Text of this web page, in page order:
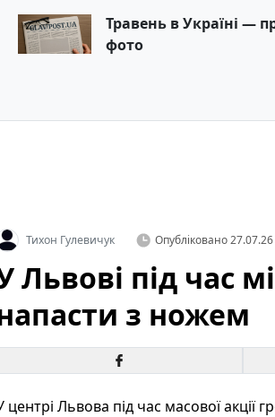
Травень в Україні —
фото
Тихон Гулевичук Опубліковано27.07.26
Львові під час
з ножем
центрі Львова під час масової акції